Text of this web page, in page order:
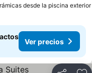
desde la piscina exterior
Ver precios